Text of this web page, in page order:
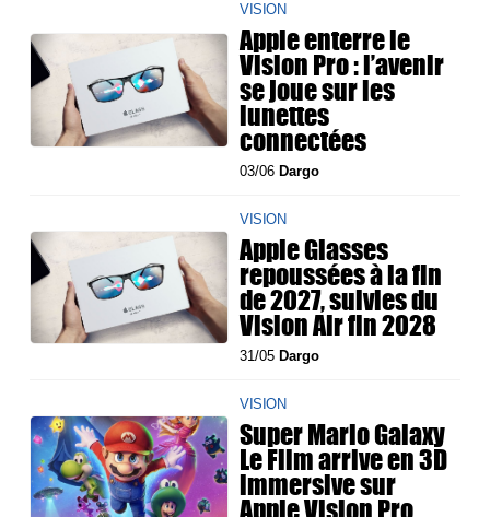
VISION
Apple enterre le
Vision Pro : l’avenir
se joue sur les
lunettes
connectées
03/06 Dargo
VISION
Apple Glasses
repoussées à la fin
de 2027, suivies du
Vision Air fin 2028
31/05 Dargo
VISION
Super Mario Galaxy
Le Film arrive en 3D
immersive sur